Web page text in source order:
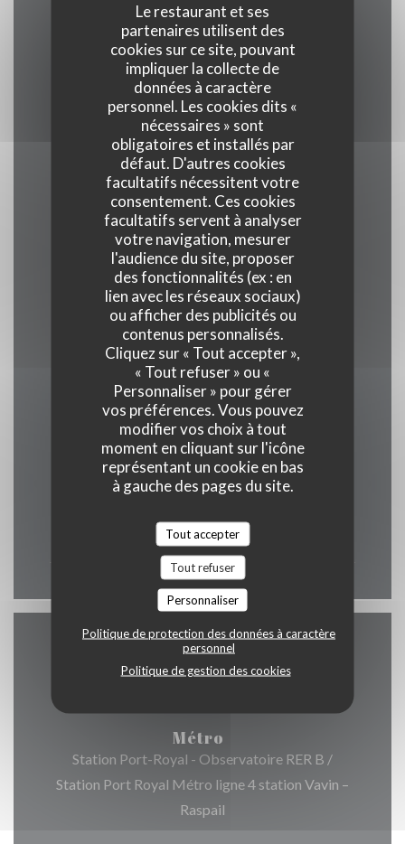
Le restaurant et ses
partenaires utilisent des
cookies sur ce site, pouvant
impliquer la collecte de
données à caractère
personnel. Les cookies dits «
nécessaires » sont
obligatoires et installés par
défaut. D'autres cookies
facultatifs nécessitent votre
consentement. Ces cookies
facultatifs servent à analyser
votre navigation, mesurer
l'audience du site, proposer
des fonctionnalités (ex : en
lien avec les réseaux sociaux)
ou afficher des publicités ou
contenus personnalisés.
Cliquez sur « Tout accepter »,
« Tout refuser » ou «
Personnaliser » pour gérer
vos préférences. Vous pouvez
modifier vos choix à tout
moment en cliquant sur l'icône
représentant un cookie en bas
à gauche des pages du site.
Tout accepter
Tout refuser
Personnaliser
Politique de protection des données à caractère
personnel
Politique de gestion des cookies
Cuisine
Traditionnel, Produits frais, Terroir
Type de restaurant
Restaurant Gastronomique
Services
Veranda, Wifi, Climatisation, Service voiturier,
Accès aux personnes à mobilité réduite
Moyens de paiement
Union Pay , Espèces, Visa, American Express
Horaires
12h00 - 00h00
Accès
Métro
Station Port-Royal - Observatoire RER B /
Station Port Royal Métro ligne 4 station Vavin –
Raspail